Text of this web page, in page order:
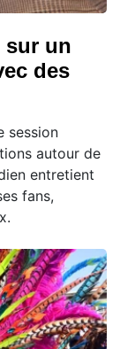
sur un
des
session
autour de
entretient
fans,